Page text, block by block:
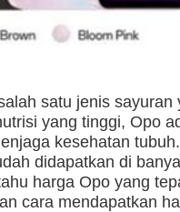
satu jenis
yang tinggi, Opo
kesehatan
didapatkan di
harga Opo yang
cara mendapatkan